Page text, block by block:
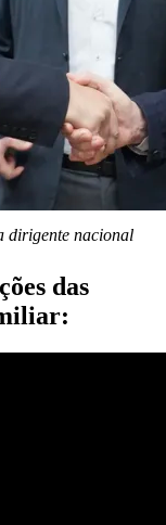
dirigente nacional
das